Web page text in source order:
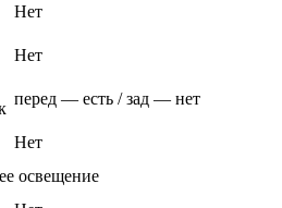
Нет
Нет
перед — есть / зад — нет
Нет
освещение